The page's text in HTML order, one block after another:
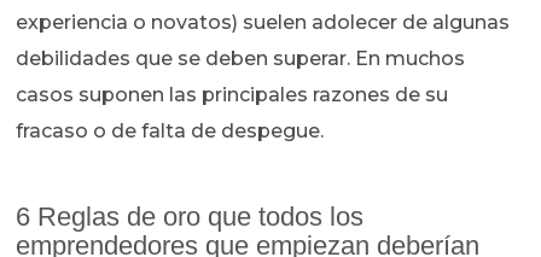
experiencia o novatos) suelen adolecer de algunas
debilidades que se deben superar. En muchos
casos suponen las principales razones de su
fracaso o de falta de despegue.
6 Reglas de oro que todos los
emprendedores que empiezan deberían